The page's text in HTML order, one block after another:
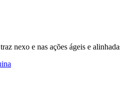
nexo e nas ações ágeis e